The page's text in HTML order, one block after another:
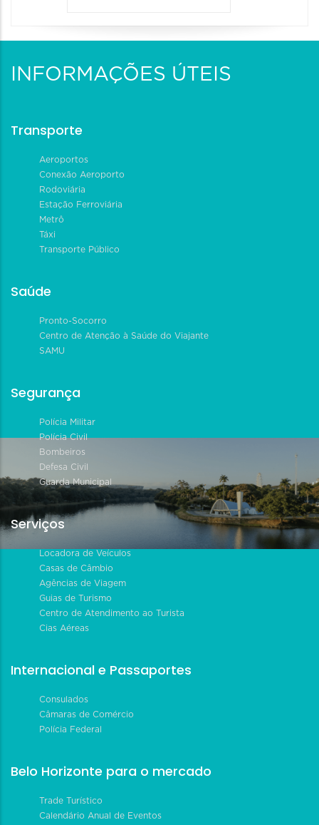
INFORMAÇÕES ÚTEIS
Transporte
Aeroportos
Conexão Aeroporto
Rodoviária
Estação Ferroviária
Metrô
Táxi
Transporte Público
Saúde
Pronto-Socorro
Centro de Atenção à Saúde do Viajante
SAMU
Segurança
Polícia Militar
Polícia Civil
Bombeiros
Defesa Civil
Guarda Municipal
Serviços
Locadora de Veículos
Casas de Câmbio
Agências de Viagem
Guias de Turismo
Centro de Atendimento ao Turista
Cias Aéreas
Internacional e Passaportes
Consulados
Câmaras de Comércio
Polícia Federal
Belo Horizonte para o mercado
Trade Turístico
Calendário Anual de Eventos